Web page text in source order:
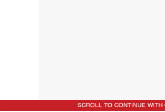
SCROLL TO CONTINUE WITH